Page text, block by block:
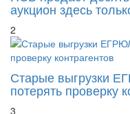
ПСБ продаст
аукцион здесь
2
Старые выгрузки
потерять проверку